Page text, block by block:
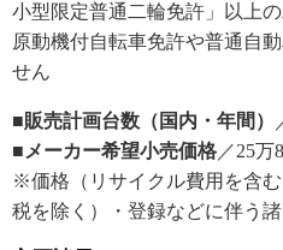
小型限定普通二輪免許」以上
原動機付自転車免許や普通自
せん
■販売計画台数（国内・年間）
■メーカー希望小売価格 ／25万
※価格（リサイクル費用を含
税を除く）・登録などに伴う